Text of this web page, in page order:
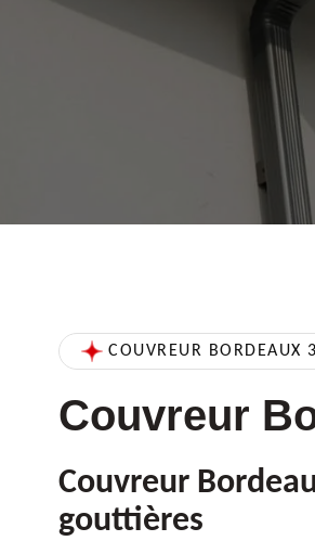
COUVREUR BORDEAUX
Couvreur
Couvreur
gouttières